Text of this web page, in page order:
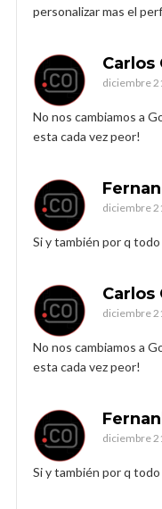
personalizar mas el
Carlos
diciembre
No nos cambiamos a
esta cada vez peor!
diciembre
Si y también por q
Carlos
diciembre
No nos cambiamos a
esta cada vez peor!
diciembre
Si y también por q